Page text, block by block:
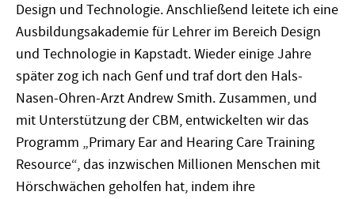
Design und Technologie. Anschließend leitete ich eine
Ausbildungsakademie für Lehrer im Bereich Design
und Technologie in Kapstadt. Wieder einige Jahre
später zog ich nach Genf und traf dort den Hals-
Nasen-Ohren-Arzt Andrew Smith. Zusammen, und
mit Unterstützung der CBM, entwickelten wir das
Programm „Primary Ear and Hearing Care Training
Resource“, das inzwischen Millionen Menschen mit
Hörschwächen geholfen hat, indem ihre